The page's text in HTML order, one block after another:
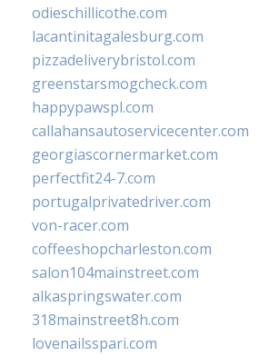
odieschillicothe.com
lacantinitagalesburg.com
pizzadeliverybristol.com
greenstarsmogcheck.com
happypawspl.com
callahansautoservicecenter.com
georgiascornermarket.com
perfectfit24-7.com
portugalprivatedriver.com
von-racer.com
coffeeshopcharleston.com
salon104mainstreet.com
alkaspringswater.com
318mainstreet8h.com
lovenailsspari.com